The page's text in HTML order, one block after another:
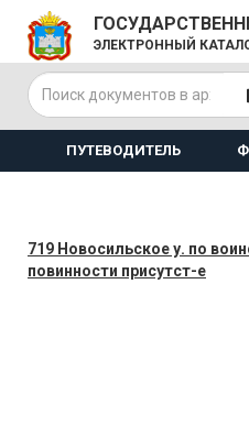
ЭЛЕКТРОННЫЙ
ПУТЕВОДИТЕЛЬ
719 Новосильское у. по
повинности присутст-е